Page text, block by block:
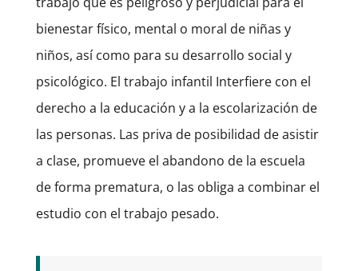
bienestar físico, mental o moral de niñas y
niños, así como para su desarrollo social y
psicológico. El trabajo infantil Interfiere con el
derecho a la educación y a la escolarización de
las personas. Las priva de posibilidad de asistir
a clase, promueve el abandono de la escuela
de forma prematura, o las obliga a combinar el
estudio con el trabajo pesado.